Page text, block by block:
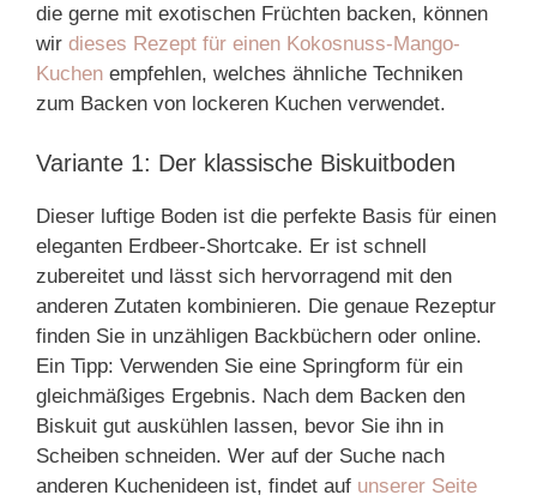
die gerne mit exotischen Früchten backen, können
wir dieses Rezept für einen Kokosnuss-Mango-
Kuchen empfehlen, welches ähnliche Techniken
zum Backen von lockeren Kuchen verwendet.
Variante 1: Der klassische Biskuitboden
Dieser luftige Boden ist die perfekte Basis für einen
eleganten Erdbeer-Shortcake. Er ist schnell
zubereitet und lässt sich hervorragend mit den
anderen Zutaten kombinieren. Die genaue Rezeptur
finden Sie in unzähligen Backbüchern oder online.
Ein Tipp: Verwenden Sie eine Springform für ein
gleichmäßiges Ergebnis. Nach dem Backen den
Biskuit gut auskühlen lassen, bevor Sie ihn in
Scheiben schneiden. Wer auf der Suche nach
anderen Kuchenideen ist, findet auf unserer Seite